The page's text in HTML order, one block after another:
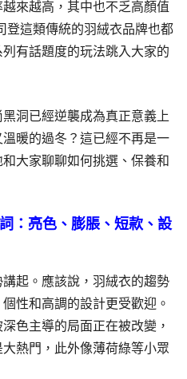
來越高，其中也不乏高顏值
登這類傳統的羽絨衣品牌也都
有話題度的玩法跳入大家的
洞已經逆襲成為真正意義上
暖的過冬？這已經不再是一
大家聊聊如何挑選、保養和
：亮色、膨脹、短款、設
起。應該說，羽絨衣的趨勢
性和高調的設計更受歡迎。
色主導的局面正在被改變，
熱門，此外像薄荷綠等小眾